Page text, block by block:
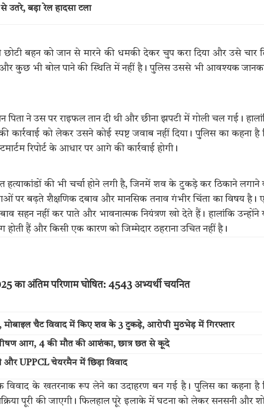
उतरे, बड़ा रेल हादसा टला
बहन को जान से मारने की धमकी देकर चुप करा दिया और उसे चार
कुछ भी बोल पाने की स्थिति में नहीं है। पुलिस उससे भी आवश्यक
पिता ने उस पर राइफल तान दी थी और छीना झपटी में गोली चल गई।
को लेकर उसने कोई स्पष्ट जवाब नहीं दिया। पुलिस का कहना है
रिपोर्ट के आधार पर आगे की कार्रवाई होगी।
की भी चर्चा होने लगी है, जिनमें शव के टुकड़े कर ठिकाने लगाने
पर बढ़ते शैक्षणिक दबाव और मानसिक तनाव गंभीर चिंता का विषय है।
सहन नहीं कर पाते और भावनात्मक नियंत्रण खो देते हैं। हालांकि उन्होंने
होती हैं और किसी एक कारण को जिम्मेदार ठहराना उचित नहीं है।
का अंतिम परिणाम घोषित: 4543 अभ्यर्थी चयनित
मोबाइल चैट विवाद में किए शव के 3 टुकड़े, आरोपी मुठभेड़ में गिरफ्तार
आग, 4 की मौत की आशंका, छात्र छत से कूदे
और UPPCL चेयरमैन में छिड़ा विवाद
विवाद के खतरनाक रूप लेने का उदाहरण बन गई है। पुलिस का कहना है
पूरी की जाएगी। फिलहाल पूरे इलाके में घटना को लेकर सनसनी और